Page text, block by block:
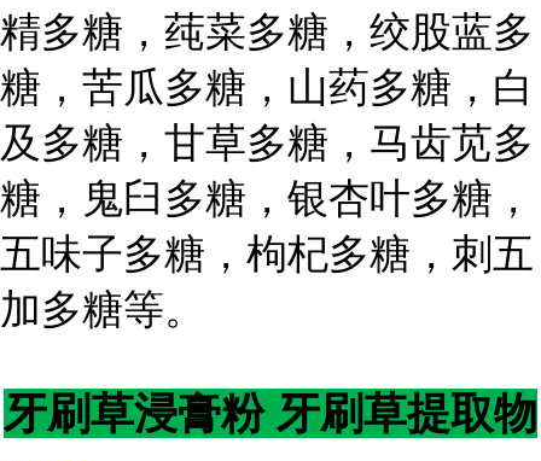
精多糖，莼菜多糖，绞股蓝多
糖，苦瓜多糖，山药多糖，白
及多糖，甘草多糖，马齿苋多
糖，鬼臼多糖，银杏叶多糖，
五味子多糖，枸杞多糖，刺五
加多糖等。
牙刷草浸膏粉 牙刷草提取物